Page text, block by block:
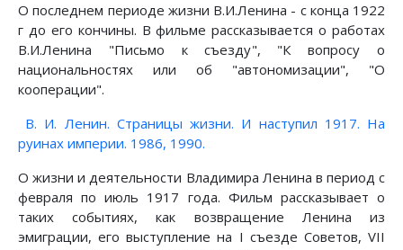
О последнем периоде жизни В.И.Ленина - с конца 1922
г до его кончины. В фильме рассказывается о работах
В.И.Ленина "Письмо к съезду", "К вопросу о
национальностях или об "автономизации", "О
кооперации".
В. И. Ленин. Страницы жизни. И наступил 1917. На
руинах империи. 1986, 1990.
О жизни и деятельности Владимира Ленина в период с
февраля по июль 1917 года. Фильм рассказывает о
таких событиях, как возвращение Ленина из
эмиграции, его выступление на I съезде Советов, VII